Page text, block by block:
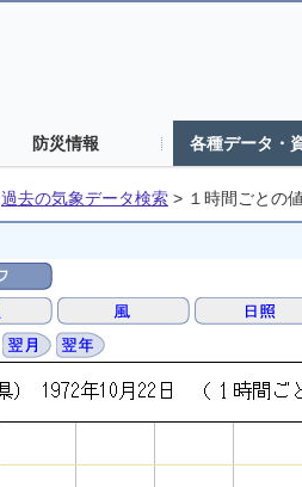
防災情報 各種データ・
過去の気象データ検索 > １時間ごとの